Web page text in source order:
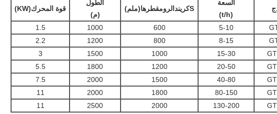
السعة
(
t/h
)
Sكريند الرومقطرها(ملم)
الطول
(م)
قوة المحرك(
KW
)
5-10
600
1000
1.5
8-15
800
1200
2.2
15-30
1000
1500
3
20-50
1200
1800
5.5
40-80
1500
2000
7.5
80-150
1800
2000
11
130-200
2000
2500
11